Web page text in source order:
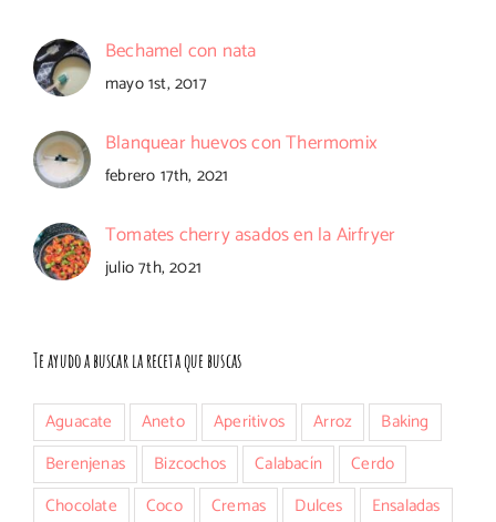
Bechamel con nata
mayo 1st, 2017
Blanquear huevos con Thermomix
febrero 17th, 2021
Tomates cherry asados en la Airfryer
julio 7th, 2021
Te ayudo a buscar la receta que buscas
Aguacate Aneto Aperitivos Arroz
Baking
Berenjenas
Bizcochos Calabacín
Cerdo
Chocolate
Coco Cremas Dulces
Ensaladas